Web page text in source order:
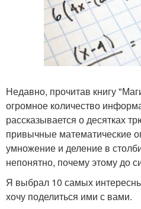
Недавно, прочитав книгу
огромное количество
рассказывается о десятках
привычные математические
умножение и деление в
непонятно, почему этому до
Я выбрал 10 самых
хочу поделиться ими с вами.